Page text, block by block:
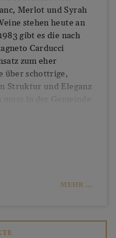
Merlot und Syrah
stehen heute an
gibt es die nach
Carducci
zum eher
über schottrige,
Struktur und Eleganz
in der Gemeinde
MEHR ...